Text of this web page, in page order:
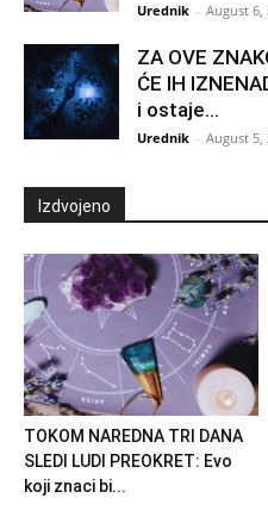
Urednik - August 6,
ZA OVE
ĆE IH
i ostaje...
Urednik - August 5,
Izdvojeno
TOKOM NAREDNA TRI DANA
SLEDI LUDI PREOKRET: Evo
koji znaci bi...